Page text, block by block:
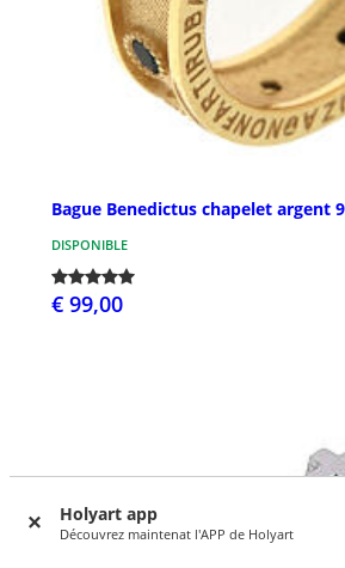
Holyart app
Découvrez maintenat l'APP de Holyart
Bague Benedictus chapelet argent
DISPONIBLE
€ 99,00